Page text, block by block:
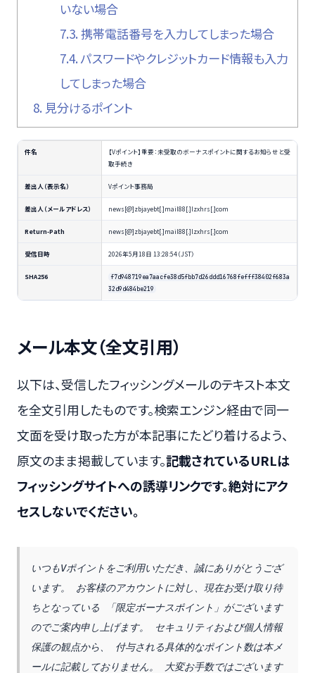
いない場合
7.3. 携帯電話番号を入力してしまった場合
7.4. パスワードやクレジットカード情報も入力
してしまった場合
8. 見分けるポイント
件名
【Vポイント】重要：未受取のボーナスポイントに関するお知らせと受
取手続き
差出人（表示名） Vポイント事務局
差出人（メールアドレス） news[@]zbjayebt[.]mail88[.]lzxhrs[.]com
Return-Path news[@]zbjayebt[.]mail88[.]lzxhrs[.]com
受信日時 2026年5月18日 13:28:54（JST）
SHA256
f7d948719ea7aacfe38d5fbb7d26ddd16768fefff38402f683a
32d9d484be219
メール本文（全文引用）
以下は、受信したフィッシングメールのテキスト本文
を全文引用したものです。検索エンジン経由で同一
文面を受け取った方が本記事にたどり着けるよう、
原文のまま掲載しています。記載されているURLは
フィッシングサイトへの誘導リンクです。絶対にアク
セスしないでください。
いつもVポイントをご利用いただき、誠にありがとうござ
います。 お客様のアカウントに対し、現在お受け取り待
ちとなっている 「限定ボーナスポイント」がございます
のでご案内申し上げます。 セキュリティおよび個人情報
保護の観点から、 付与される具体的なポイント数は本メ
ールに記載しておりません。 大変お手数ではございます